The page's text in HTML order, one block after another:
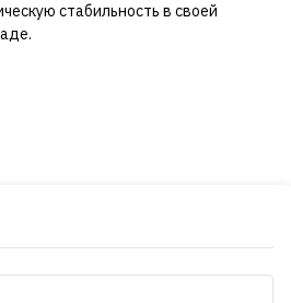
стабильность в своей